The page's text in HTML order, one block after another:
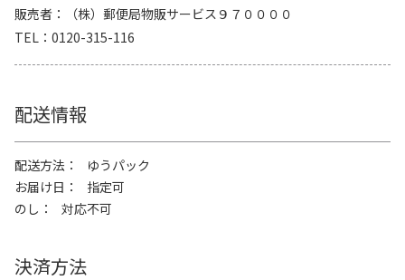
販売者
（株）郵便局物販サービス９７００００
TEL
0120-315-116
配送情報
配送方法
ゆうパック
お届け日
指定可
のし
対応不可
決済方法